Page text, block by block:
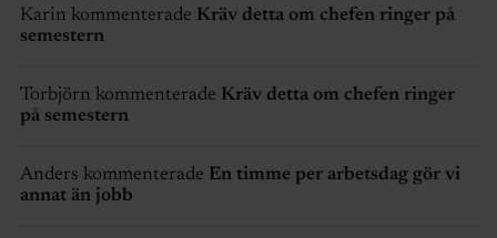
Karin kommenterade Kräv detta om chefen ringer på
semestern
Torbjörn kommenterade Kräv detta om chefen ringer
på semestern
Anders kommenterade En timme per arbetsdag gör vi
annat än jobb